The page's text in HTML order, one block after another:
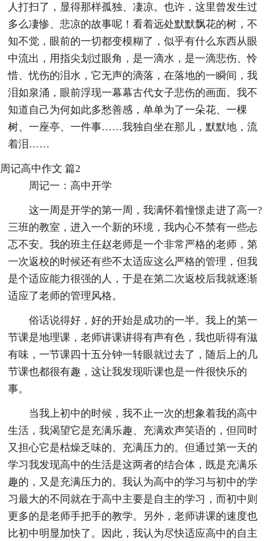
人打扫了，显得那样孤独、凄凉。也许，这里曾发生过
多么凄惨、悲凉的故事呢！看着远处默默飘花的树，不
知不觉，眼前的一切都变模糊了，似乎有什么东西从眼
中流出，用指尖划过眼角，是一滴水，是一滴悲伤、怜
惜、忧伤的泪水，它无声的滴落，在落地的一瞬间，我
泪如泉涌，眼前浮现一幕幕古代女子悲伤的画面。我不
知道自己为何如此多愁善感，单单为了一朵花、一棵
树、一座亭、一件事……我独自坐在那儿，默默地，流
着泪……
周记高中作文 篇2
周记一：高中开学
这一周是开学的第一周，我满怀着憧憬走进了高一?
三班的教室，进入一个新的环境，我内心不禁有一些忐
忑不安。我的班主任赵老师是一个非常严格的老师，第
一次返校的时候还有些不太适应这么严格的管理，但我
是个适应能力很强的人，于是在第二次返校后我就逐渐
适应了老师的管理风格。
俗话说得好，好的开始是成功的一半。我上的第一
节课是地理课，老师讲课讲得有声有色，我也听得有滋
有味，一节课四十五分钟一转眼就过去了，随后上的几
节课也都很有趣，这让我发现听课也是一件很快乐的
事。
当我上初中的时候，我不止一次的想象着我的高中
生活，我渴望它是充满乐趣、充满欢声笑语的，但同时
又担心它是枯燥乏味的、充满压力的。但通过第一天的
学习我发现高中的生活是这两者的结合体，既是充满乐
趣的，又是充满压力的。我认为高中的学习与初中的学
习最大的不同就在于高中主要是自主的学习，而初中则
更多的是老师手把手的教学。另外，老师讲课的速度也
比初中明显加快了。因此，我认为尽快适应高中的自主